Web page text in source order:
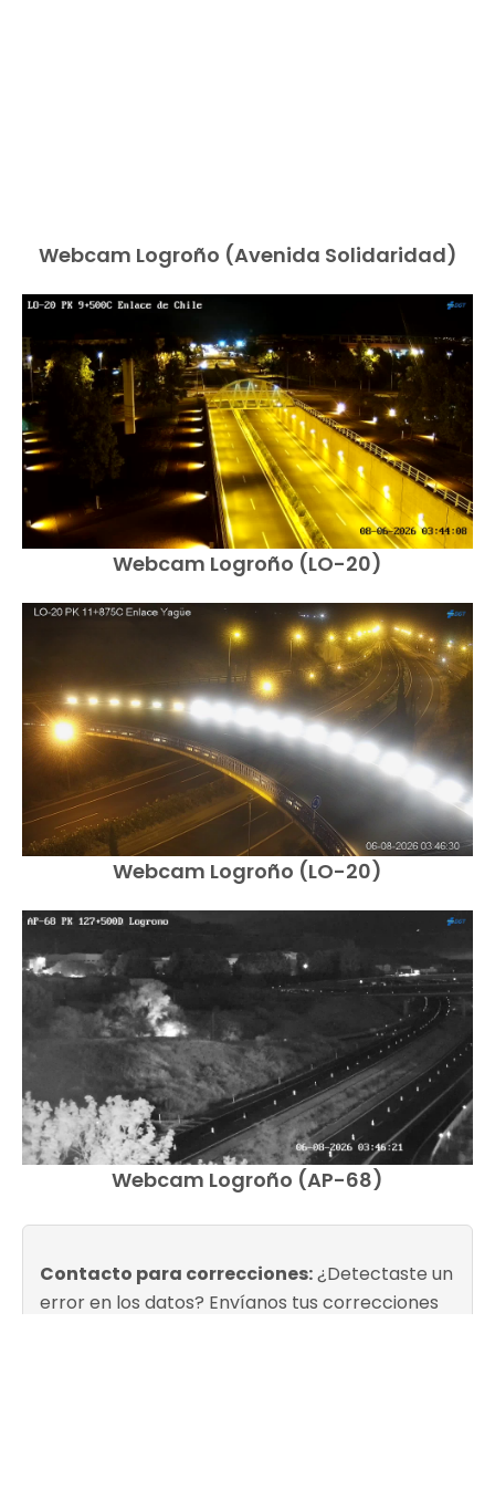
Webcam Logroño (Avenida Solidaridad)
Webcam Logroño (LO-20)
Webcam Logroño (LO-20)
Webcam Logroño (AP-68)
Contacto para correcciones:¿Detectaste un
error en los datos? Envíanos tus correcciones